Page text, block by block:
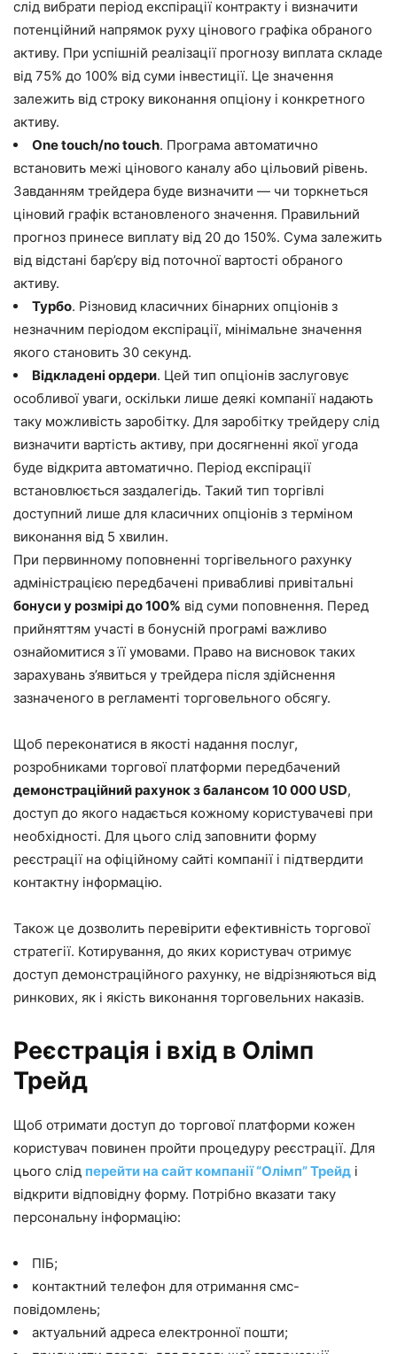
слід вибрати період експірації контракту і визначити
потенційний напрямок руху цінового графіка обраного
активу. При успішній реалізації прогнозу виплата складе
від 75% до 100% від суми інвестиції. Це значення
залежить від строку виконання опціону і конкретного
активу.
One touch/no touch. Програма автоматично
встановить межі цінового каналу або цільовий рівень.
Завданням трейдера буде визначити — чи торкнеться
ціновий графік встановленого значення. Правильний
прогноз принесе виплату від 20 до 150%. Сума залежить
від відстані бар’єру від поточної вартості обраного
активу.
Турбо. Різновид класичних бінарних опціонів з
незначним періодом експірації, мінімальне значення
якого становить 30 секунд.
Відкладені ордери. Цей тип опціонів заслуговує
особливої уваги, оскільки лише деякі компанії надають
таку можливість заробітку. Для заробітку трейдеру слід
визначити вартість активу, при досягненні якої угода
буде відкрита автоматично. Період експірації
встановлюється заздалегідь. Такий тип торгівлі
доступний лише для класичних опціонів з терміном
виконання від 5 хвилин.
При первинному поповненні торгівельного рахунку
адміністрацією передбачені привабливі привітальні
бонуси у розмірі до 100% від суми поповнення. Перед
прийняттям участі в бонусній програмі важливо
ознайомитися з її умовами. Право на висновок таких
зарахувань з’явиться у трейдера після здійснення
зазначеного в регламенті торговельного обсягу.
Щоб переконатися в якості надання послуг,
розробниками торгової платформи передбачений
демонстраційний рахунок з балансом 10 000 USD,
доступ до якого надається кожному користувачеві при
необхідності. Для цього слід заповнити форму
реєстрації на офіційному сайті компанії і підтвердити
контактну інформацію.
Також це дозволить перевірити ефективність торгової
стратегії. Котирування, до яких користувач отримує
доступ демонстраційного рахунку, не відрізняються від
ринкових, як і якість виконання торговельних наказів.
Реєстрація і вхід в Олімп
Трейд
Щоб отримати доступ до торгової платформи кожен
користувач повинен пройти процедуру реєстрації. Для
цього слід перейти на сайт компанії “Олімп” Трейд і
відкрити відповідну форму. Потрібно вказати таку
персональну інформацію:
ПІБ;
контактний телефон для отримання смс-
повідомлень;
актуальний адреса електронної пошти;